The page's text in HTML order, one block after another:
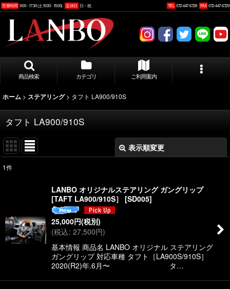
営業時間 9:00 - 17:30 (土10:00 - 15:00) 定休日 日・祝 TEL 072-447-6728 FAX 072-447-6729
商品検索 カテゴリ ご利用案内
ホーム > ステアリング > タフト LA900/910S
タフト LA900/910S
表示順変更
絞り込む
1件
LANBO オリジナルステアリング ガングリップ
[TAFT LA900/910S］
[SD005]
25,000円(税別)
(税込: 27,500円)
基本情報 商品名 LANBO オリジナル ステアリング
ガングリップ 対応車種 タフト［LA900S/910S］
2020(R2)年.6月〜 タ…